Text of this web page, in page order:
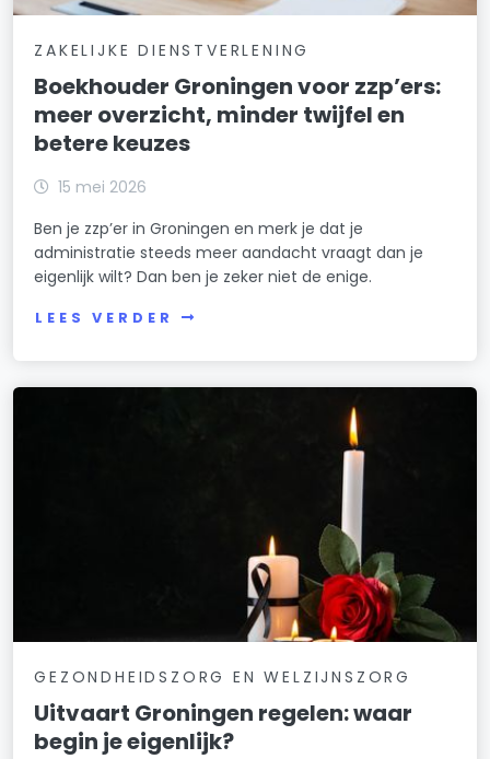
ZAKELIJKE DIENSTVERLENING
Boekhouder Groningen voor zzp’ers:
meer overzicht, minder twijfel en
betere keuzes
15 mei 2026
Ben je zzp’er in Groningen en merk je dat je
administratie steeds meer aandacht vraagt dan je
eigenlijk wilt? Dan ben je zeker niet de enige.
LEES VERDER
GEZONDHEIDSZORG EN WELZIJNSZORG
Uitvaart Groningen regelen: waar
begin je eigenlijk?